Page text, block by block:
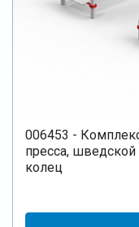
006453 -
пресса, шведской
колец